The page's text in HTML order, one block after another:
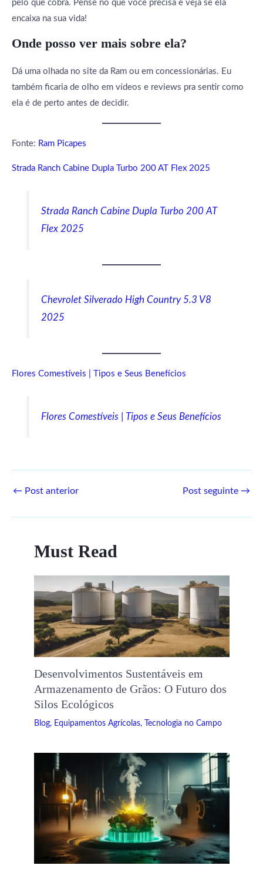
pelo que cobra. Pense no que você precisa e veja se ela
encaixa na sua vida!
Onde posso ver mais sobre ela?
Dá uma olhada no site da Ram ou em concessionárias. Eu
também ficaria de olho em vídeos e reviews pra sentir como
ela é de perto antes de decidir.
Fonte: Ram Picapes
Strada Ranch Cabine Dupla Turbo 200 AT Flex 2025
Strada Ranch Cabine Dupla Turbo 200 AT
Flex 2025
Chevrolet Silverado High Country 5.3 V8
2025
Flores Comestíveis | Tipos e Seus Benefícios
Flores Comestíveis | Tipos e Seus Benefícios
← Post anterior Post seguinte →
Must Read
Desenvolvimentos Sustentáveis ​​em
Armazenamento de Grãos: O Futuro dos
Silos Ecológicos
Blog, Equipamentos Agrícolas, Tecnologia no Campo